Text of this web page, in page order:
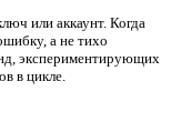
или аккаунт. Когда
а не тихо
экспериментирующих
в цикле.